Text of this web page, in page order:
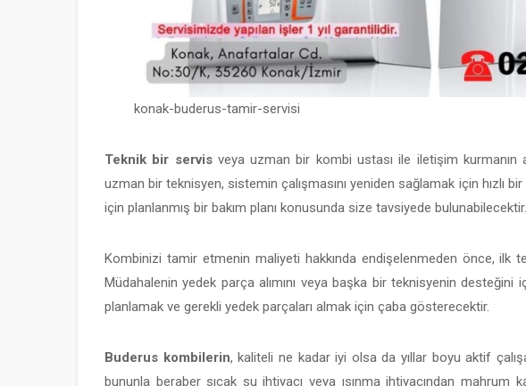
konak-buderus-tamir-servisi
Teknik bir servisveya uzman bir kombi ustası ile iletişim kurmanın
uzman bir teknisyen, sistemin çalışmasını yeniden sağlamak için hızlı
için planlanmış bir bakım planı konusunda size tavsiyede bulunabilecektir.
Kombinizi tamir etmenin maliyeti hakkında endişelenmeden önce, ilk
Müdahalenin yedek parça alımını veya başka bir teknisyenin
planlamak ve gerekli yedek parçaları almak için çaba gösterecektir.
Buderus kombilerin, kaliteli ne kadar iyi olsa da yıllar boyu aktif
bununla beraber sıcak su ihtiyacı veya ısınma ihtiyacından mahrum